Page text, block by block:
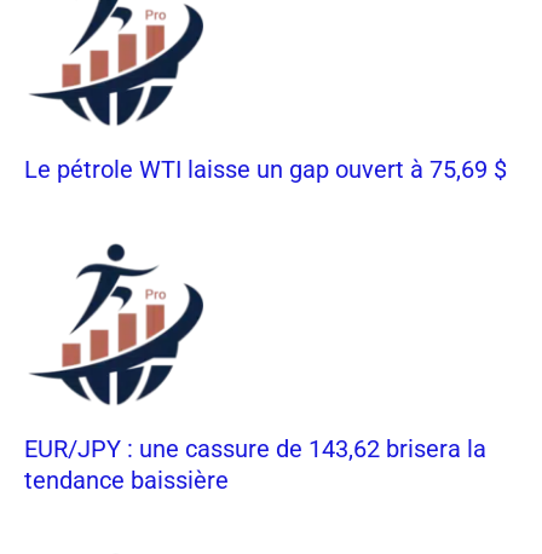
Le pétrole WTI laisse un gap ouvert à 75,69 $
EUR/JPY : une cassure de 143,62 brisera la
tendance baissière